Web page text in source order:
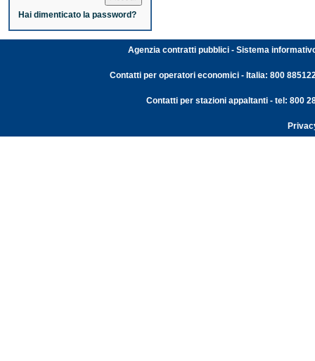
Hai dimenticato la password?
Agenzia contratti pubblici - Sistema
Contatti per operatori economici - Italia: 800
Contatti per stazioni appaltanti - tel: 800